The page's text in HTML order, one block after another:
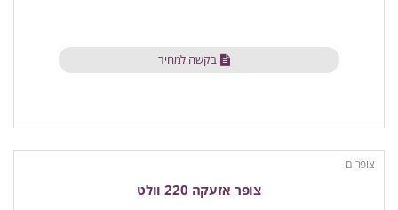
בקשה למחיר
צופרים
צופר אזעקה 220 וולט